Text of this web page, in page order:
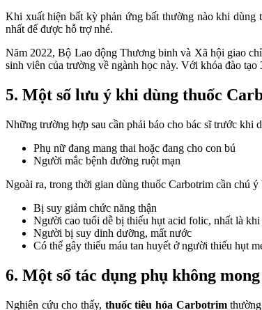
Khi xuất hiện bất kỳ phản ứng bất thường nào khi dùng
nhất để được hỗ trợ nhé.
Năm 2022, Bộ Lao động Thương binh và Xã hội giao
sinh viên của trường về ngành học này. Với khóa đào
5. Một số lưu ý khi dùng thuốc
Những trường hợp sau cần phải báo cho bác sĩ trước khi
Phụ nữ đang mang thai hoặc đang cho con bú
Người mắc bệnh đường ruột mạn
Ngoài ra, trong thời gian dùng thuốc Carbotrim cần chú
Bị suy giảm chức năng thận
Người cao tuổi dễ bị thiếu hụt acid folic, nhất là
Người bị suy dinh dưỡng, mất nước
Có thể gây thiếu máu tan huyết ở người thiếu hụt
6. Một số tác dụng phụ không
Nghiên cứu cho thấy, thuốc tiêu hóa Carbotrimthường